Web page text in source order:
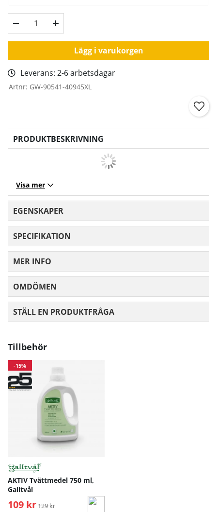
Lägg i varukorgen
Leverans: 2-6 arbetsdagar
Artnr: GW-90541-40945XL
PRODUKTBESKRIVNING
Visa mer
EGENSKAPER
SPECIFIKATION
MER INFO
OMDÖMEN
STÄLL EN PRODUKTFRÅGA
Tillbehör
-15%
AKTIV Tvättmedel 750 ml,
Galltvål
109 kr Ordinarie pris:
129 kr